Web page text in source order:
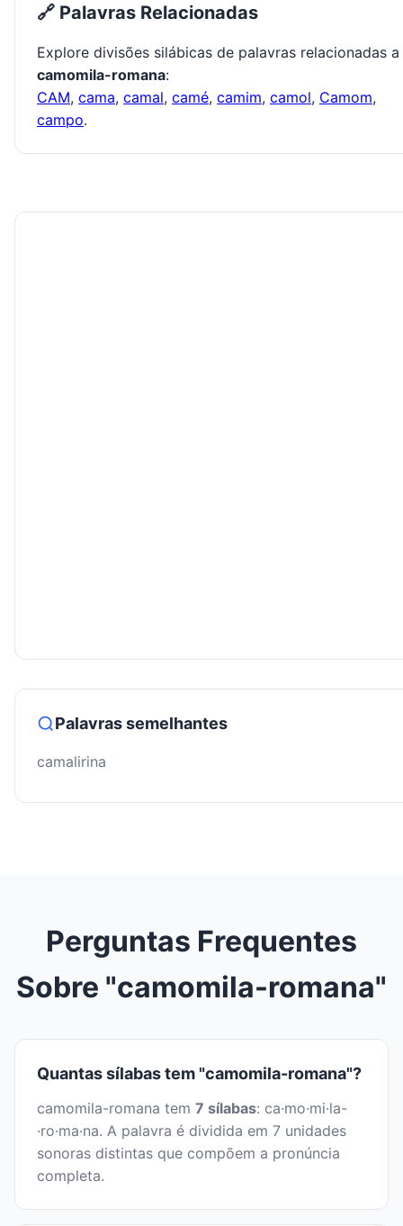
🔗 Palavras Relacionadas
Explore divisões silábicas de palavras relacionadas a
camomila-romana:
CAM, cama, camal, camé, camim, camol, Camom,
campo.
Palavras semelhantes
camalirina
Perguntas Frequentes
Sobre "camomila-romana"
Quantas sílabas tem "camomila-romana"?
camomila-romana tem 7 sílabas: ca·mo·mi·la-
·ro·ma·na. A palavra é dividida em 7 unidades
sonoras distintas que compõem a pronúncia
completa.